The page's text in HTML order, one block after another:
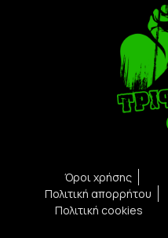
Όροι χρήσης
Πολιτική απορρήτου
Πολιτική cookies